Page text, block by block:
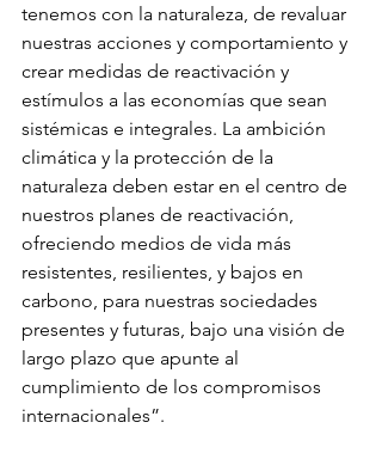
tenemos con la naturaleza, de revaluar
nuestras acciones y comportamiento y
crear medidas de reactivación y
estímulos a las economías que sean
sistémicas e integrales. La ambición
climática y la protección de la
naturaleza deben estar en el centro de
nuestros planes de reactivación,
ofreciendo medios de vida más
resistentes, resilientes, y bajos en
carbono, para nuestras sociedades
presentes y futuras, bajo una visión de
largo plazo que apunte al
cumplimiento de los compromisos
internacionales”.